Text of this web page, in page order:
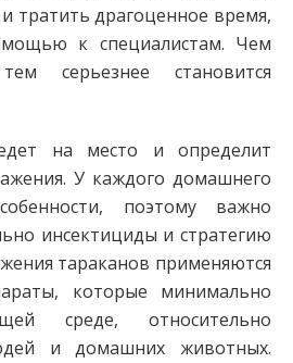
тратить драгоценное время,
к специалистам. Чем
серьезнее становится
на место и определит
У каждого домашнего
поэтому важно
инсектициды и стратегию
тараканов применяются
которые минимально
среде, относительно
и домашних животных.